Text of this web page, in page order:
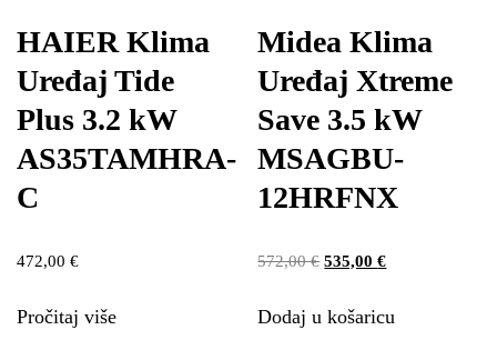
HAIER Klima
Uređaj Tide
Plus 3.2 kW
AS35TAMHRA-
C
472,00 €
Pročitaj više
Midea Klima
Uređaj Xtreme
Save 3.5 kW
MSAGBU-
12HRFNX
572,00€ 535,00€
Dodaj u košaricu